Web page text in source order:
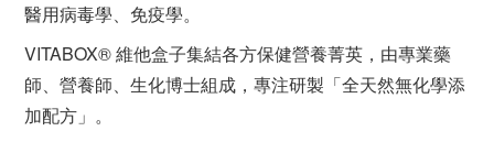
醫用病毒學、免疫學。
VITABOX® 維他盒子集結各方保健營養菁英，由專業藥
師、營養師、生化博士組成，專注研製「全天然無化學添
加配方」。